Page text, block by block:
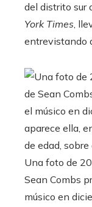
del distrito sur
York Times,
entrevistando
Una foto de
Sean Combs
músico en